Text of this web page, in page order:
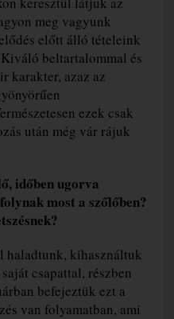
meg vagyunk
előtt álló tételeink
beltartalommal és
karakter, azaz az
ezek csak
után még vár rájuk
időben ugorva
most a szőlőben?
haladtunk, kihasználtuk
csapattal, részben
befejeztük ezt a
van folyamatban, ami